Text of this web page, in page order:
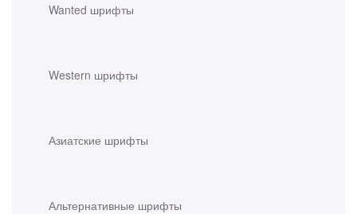
Wanted шрифты
Western шрифты
Азиатские шрифты
Альтернативные шрифты